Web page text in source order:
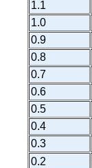
1.1
1.0
0.9
0.8
0.7
0.6
0.5
0.4
0.3
0.2